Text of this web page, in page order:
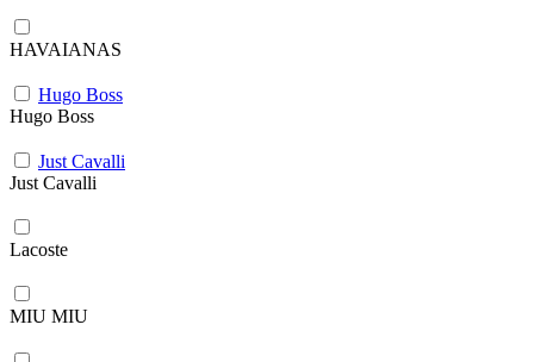
HAVAIANAS
Hugo Boss
Hugo Boss
Just Cavalli
Just Cavalli
Lacoste
MIU MIU